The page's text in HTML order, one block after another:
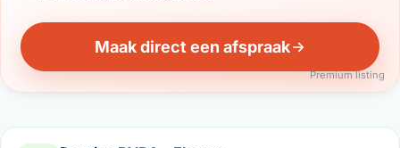
Maak direct een afspraak
Premium listing